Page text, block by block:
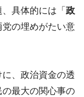
、具体的には「 政
党の埋めがたい意
、政治資金の透
最大の関心事の